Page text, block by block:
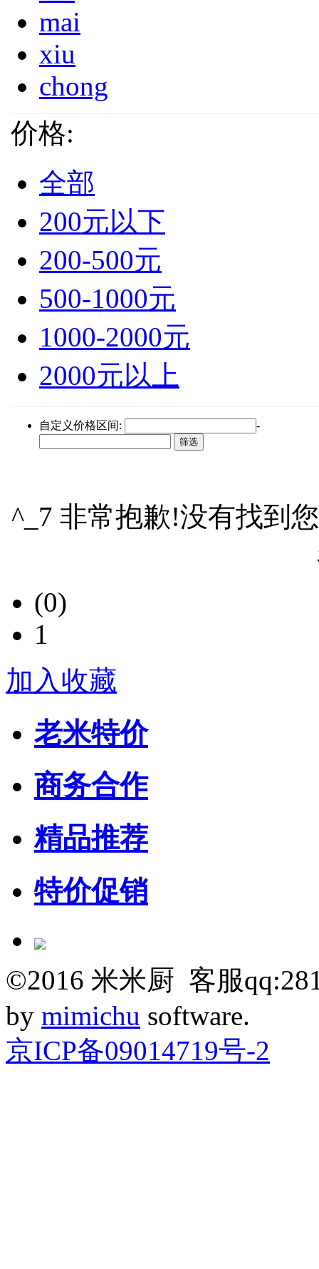
mai
xiu
chong
价格:
全部
200元以下
200-500元
500-1000元
1000-2000元
2000元以上
自定义价格区间: -
^_7 非常抱歉!没有找到
(0)
1
加入收藏
老米特价
商务合作
精品推荐
特价促销
©2016 米米厨 客服
by mimichu software.
京ICP备09014719号-2